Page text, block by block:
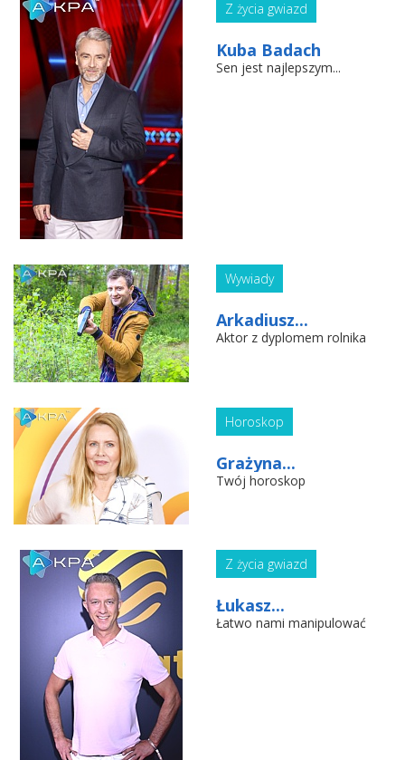
Z życia gwiazd
Kuba Badach
Sen jest najlepszym...
Wywiady
Arkadiusz...
Aktor z dyplomem rolnika
Horoskop
Grażyna...
Twój horoskop
Z życia gwiazd
Łukasz...
Łatwo nami manipulować